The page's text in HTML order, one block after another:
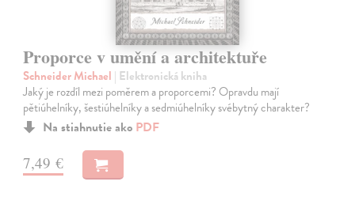
Proporce v umění a architektuře
Schneider Michael | Elektronická kniha
Jaký je rozdíl mezi poměrem a proporcemi? Opravdu mají
pětiúhelníky, šestiúhelníky a sedmiúhelníky svébytný charakter?
Na stiahnutie ako PDF
7,49 €